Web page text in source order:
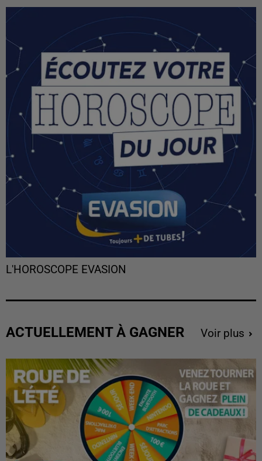
L'HOROSCOPE EVASION
ACTUELLEMENT À GAGNER Voir plus